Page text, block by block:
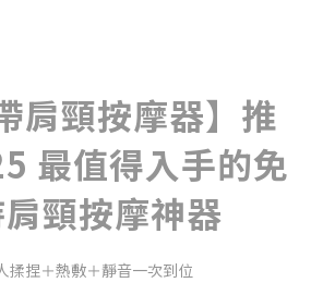
肩頸按摩器】推
最值得入手的免
頸按摩神器
揉捏＋熱敷＋靜音一次到位